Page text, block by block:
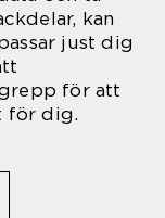
kan
just dig
för att
för dig.